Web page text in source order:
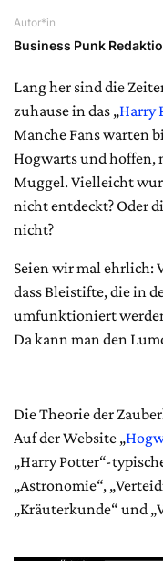
Autor*in
Business Punk
Lang her sind die
zuhause in das „Harry
Manche Fans warten
Hogwarts und hoffen,
Muggel. Vielleicht
nicht entdeckt? Oder
nicht?
Seien wir mal ehrlich:
dass Bleistifte, die in
umfunktioniert
Da kann man den
Die Theorie der
Auf der Website „
„Harry Potter“-
„Astronomie“,
„Kräuterkunde“ und